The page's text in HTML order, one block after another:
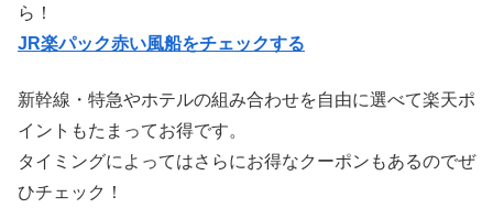
ら！
JR楽パック赤い風船をチェックする
新幹線・特急やホテルの組み合わせを自由に選べて楽天ポ
イントもたまってお得です。
タイミングによってはさらにお得なクーポンもあるのでぜ
ひチェック！